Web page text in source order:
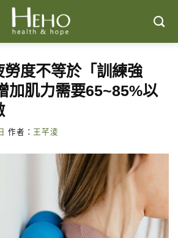
度不等於「訓練強
加肌力需要65~85%以
作者： 王芊淩